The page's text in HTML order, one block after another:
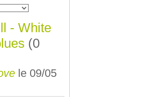
- White
(0
le 09/05